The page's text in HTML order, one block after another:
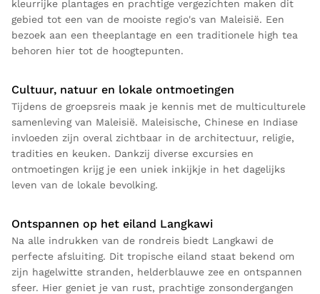
kleurrijke plantages en prachtige vergezichten maken dit
gebied tot een van de mooiste regio's van Maleisië. Een
bezoek aan een theeplantage en een traditionele high tea
behoren hier tot de hoogtepunten.
Cultuur, natuur en lokale ontmoetingen
Tijdens de groepsreis maak je kennis met de multiculturele
samenleving van Maleisië. Maleisische, Chinese en Indiase
invloeden zijn overal zichtbaar in de architectuur, religie,
tradities en keuken. Dankzij diverse excursies en
ontmoetingen krijg je een uniek inkijkje in het dagelijks
leven van de lokale bevolking.
Ontspannen op het eiland Langkawi
Na alle indrukken van de rondreis biedt Langkawi de
perfecte afsluiting. Dit tropische eiland staat bekend om
zijn hagelwitte stranden, helderblauwe zee en ontspannen
sfeer. Hier geniet je van rust, prachtige zonsondergangen